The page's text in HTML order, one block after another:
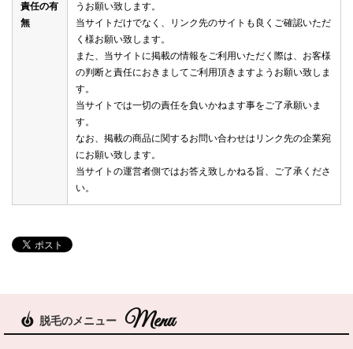
責任の有
無
うお願い致します。
当サイトだけでなく、リンク先のサイトも良くご確認いただ
く様お願い致します。
また、当サイトに掲載の情報をご利用いただく際は、お客様
の判断と責任におきましてご利用頂きますようお願い致しま
す。
当サイトでは一切の責任を負いかねます事をご了承願いま
す。
なお、掲載の商品に関するお問い合わせはリンク先の企業宛
にお願い致します。
当サイトの運営者側ではお答え致しかねる旨、ご了承くださ
い。
脱毛のメニュー